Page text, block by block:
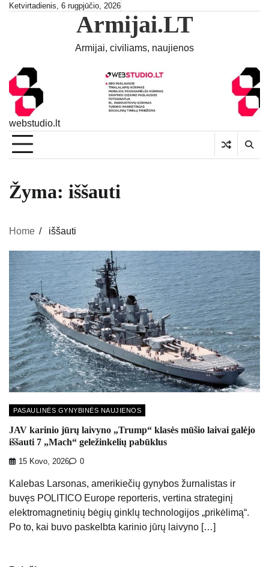
SkipKetvirtadienis, 6 rugpjūčio, 2026
Armijai.LT
Armijai, civiliams, naujienos
webstudio.lt
Žyma: iššauti
Home iššauti
PASAULINĖS GYNYBINĖS NAUJIENOS
JAV karinio jūrų laivyno „Trump“ klasės mūšio laivai galėjo
iššauti 7 „Mach“ geležinkelių pabūklus
15 Kovo, 2026 0
Kalebas Larsonas, amerikiečių gynybos žurnalistas ir
buvęs POLITICO Europe reporteris, vertina strateginį
elektromagnetinių bėgių ginklų technologijos „prikėlimą“.
Po to, kai buvo paskelbta karinio jūrų laivyno […]